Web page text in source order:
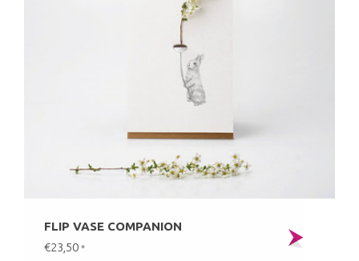
FLIP VASE COMPANION
€23,50 *